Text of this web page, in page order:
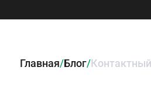
Главная/Блог/